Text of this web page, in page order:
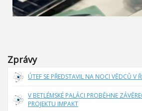
Zprávy
ÚTEF SE PŘEDSTAVIL NA NOCI VĚDCŮ V
V BETLÉMSKÉ PALÁCI PROBĚHNE
PROJEKTU IMPAKT